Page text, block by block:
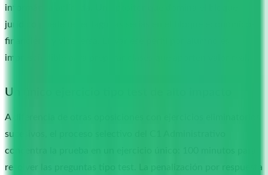
informática aplicada. Un opositor que domina el bloque
jurídico puede tener lagunas serias en el bloque económico-
financiero, y viceversa. Llevar ese perfil por alumno es
imprescindible para preparar clases que aporten valor real.
Un único ejercicio tipo test de alto impacto
A diferencia de otras oposiciones con ejercicios eliminatorios
sucesivos, el proceso selectivo del C1 Administrativo
concentra la prueba en un ejercicio único: 100 minutos para
resolver las preguntas tipo test. La penalización por respuesta